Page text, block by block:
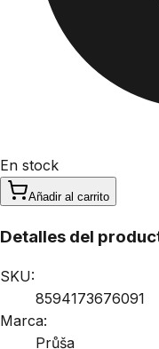
En stock
Añadir al carrito
Detalles del
SKU:
8594173676091
Marca:
Průša